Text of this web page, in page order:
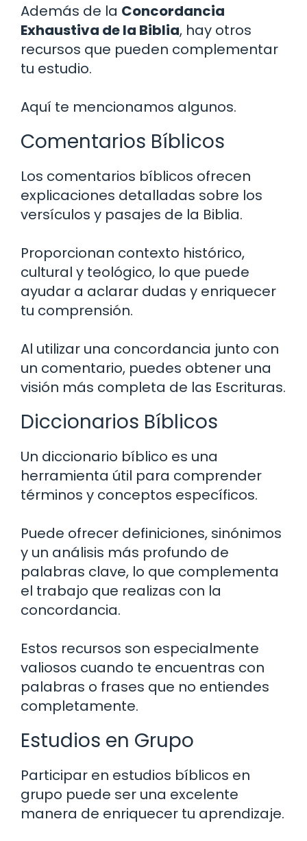
Además de la Concordancia
Exhaustiva de la Biblia, hay otros
recursos que pueden complementar
tu estudio.
Aquí te mencionamos algunos.
Comentarios Bíblicos
Los comentarios bíblicos ofrecen
explicaciones detalladas sobre los
versículos y pasajes de la Biblia.
Proporcionan contexto histórico,
cultural y teológico, lo que puede
ayudar a aclarar dudas y enriquecer
tu comprensión.
Al utilizar una concordancia junto con
un comentario, puedes obtener una
visión más completa de las Escrituras.
Diccionarios Bíblicos
Un diccionario bíblico es una
herramienta útil para comprender
términos y conceptos específicos.
Puede ofrecer definiciones, sinónimos
y un análisis más profundo de
palabras clave, lo que complementa
el trabajo que realizas con la
concordancia.
Estos recursos son especialmente
valiosos cuando te encuentras con
palabras o frases que no entiendes
completamente.
Estudios en Grupo
Participar en estudios bíblicos en
grupo puede ser una excelente
manera de enriquecer tu aprendizaje.